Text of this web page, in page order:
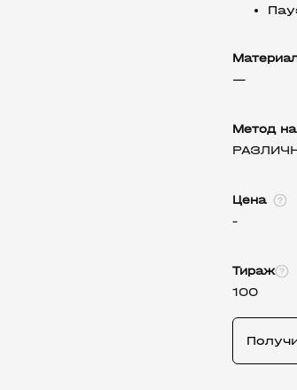
—
Метод
Цена
-
Тираж
100